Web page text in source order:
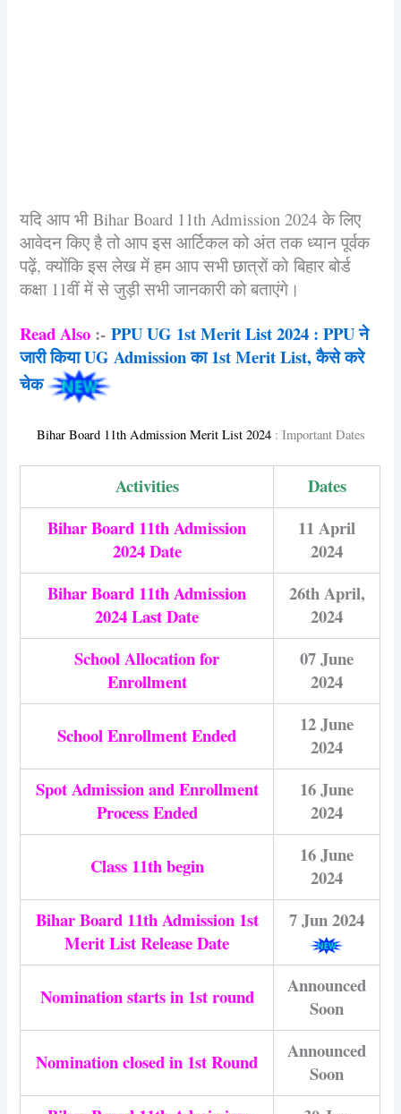
यदि आप भी Bihar Board 11th Admission 2024 के लिए
आवेदन किए है तो आप इस आर्टिकल को अंत तक ध्यान पूर्वक
पढ़ें, क्योंकि इस लेख में हम आप सभी छात्रों को बिहार बोर्ड
कक्षा 11वीं में से जुड़ी सभी जानकारी को बताएंगे।
Read Also :-PPU UG 1st Merit List 2024 : PPU ने
जारी किया UG Admission का 1st Merit List, कैसे करे
चेक
Bihar Board 11th Admission Merit List 2024: Important Dates
Activities
Dates
Bihar Board 11th Admission
2024 Date
11 April
2024
Bihar Board 11th Admission
2024 Last Date
26th April,
2024
School Allocation for
Enrollment
07 June
2024
School Enrollment Ended
12 June
2024
Spot Admission and Enrollment
Process Ended
16 June
2024
Class 11th begin
16 June
2024
Bihar Board 11th Admission 1st
Merit List Release Date
7 Jun 2024
Nomination starts in 1st round
Announced
Soon
Nomination closed in 1st Round
Announced
Soon